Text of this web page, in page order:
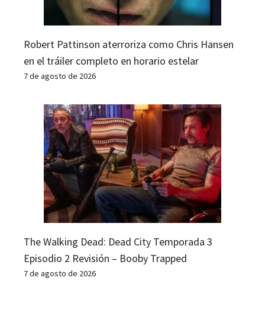
Robert Pattinson aterroriza como Chris Hansen
en el tráiler completo en horario estelar
7 de agosto de 2026
The Walking Dead: Dead City Temporada 3
Episodio 2 Revisión – Booby Trapped
7 de agosto de 2026